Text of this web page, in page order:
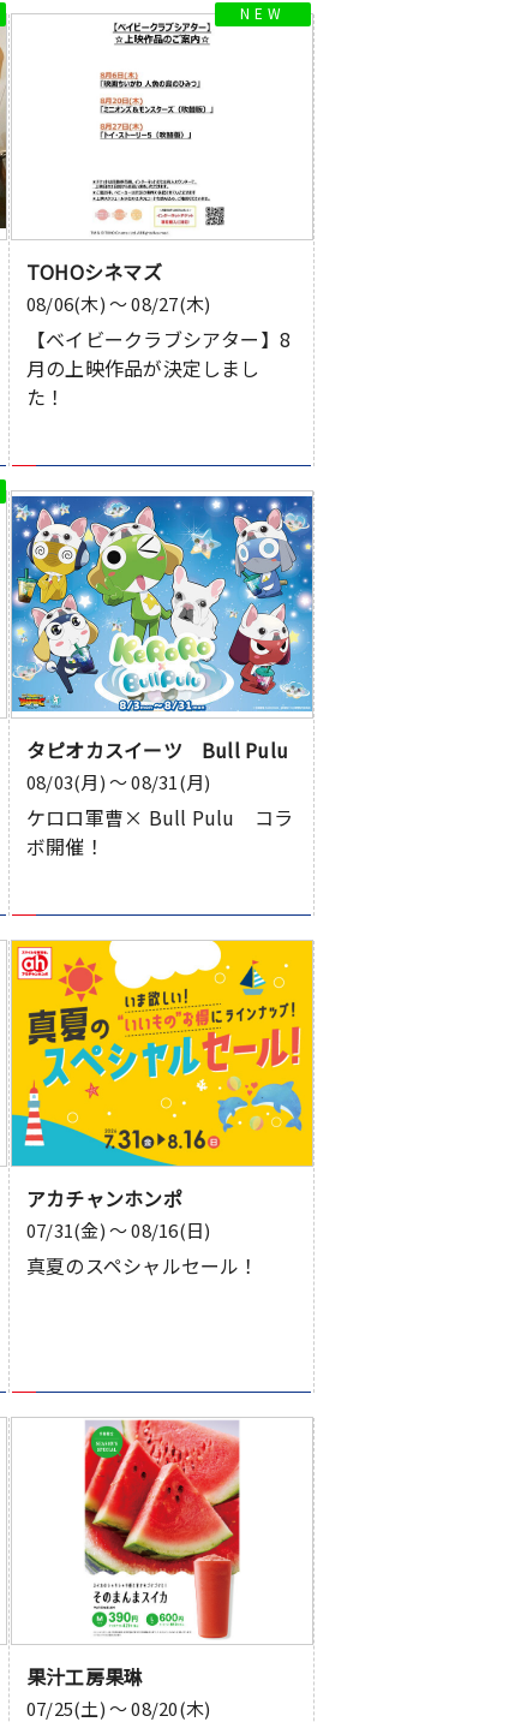
TOHOシネマズ
08/06(木) 〜 08/27(木)
【ベイビークラブシアター】8
月の上映作品が決定しまし
た！
タピオカスイーツ Bull Pulu
08/03(月) 〜 08/31(月)
ケロロ軍曹× Bull Pulu コラ
ボ開催！
アカチャンホンポ
07/31(金) 〜 08/16(日)
真夏のスペシャルセール！
果汁工房果琳
07/25(土) 〜 08/20(木)